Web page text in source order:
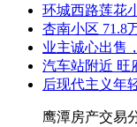
环城西路莲花
杏南小区 71.8
业主诚心出售
汽车站附近 旺
后现代主义年
鹰潭房产交易